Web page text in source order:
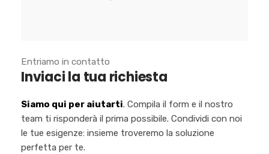
Entriamo in contatto
Inviaci la tua richiesta
Siamo qui per aiutarti. Compila il form e il nostro
team ti risponderà il prima possibile. Condividi con noi
le tue esigenze: insieme troveremo la soluzione
perfetta per te.